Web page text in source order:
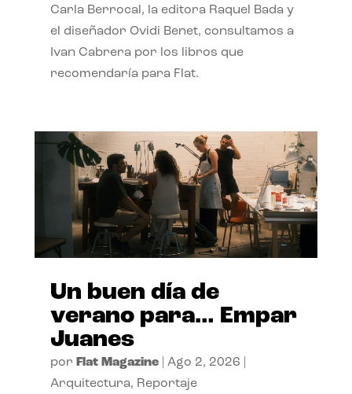
Carla Berrocal, la editora Raquel Bada y
el diseñador Ovidi Benet, consultamos a
Ivan Cabrera por los libros que
recomendaría para Flat.
Un buen día de
verano para… Empar
Juanes
por Flat Magazine| Ago 2, 2026
Arquitectura, Reportaje